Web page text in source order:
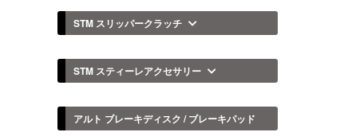
STM スリッパークラッチ
STM スティーレアクセサリー
アルト ブレーキディスク / ブレーキパッド